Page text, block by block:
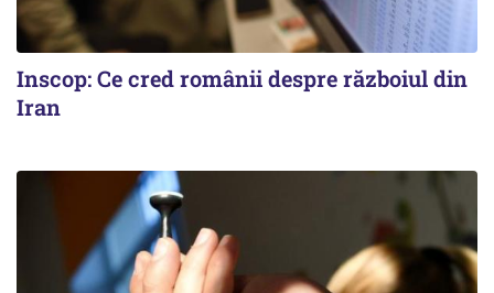
Inscop: Ce cred românii despre războiul din
Iran